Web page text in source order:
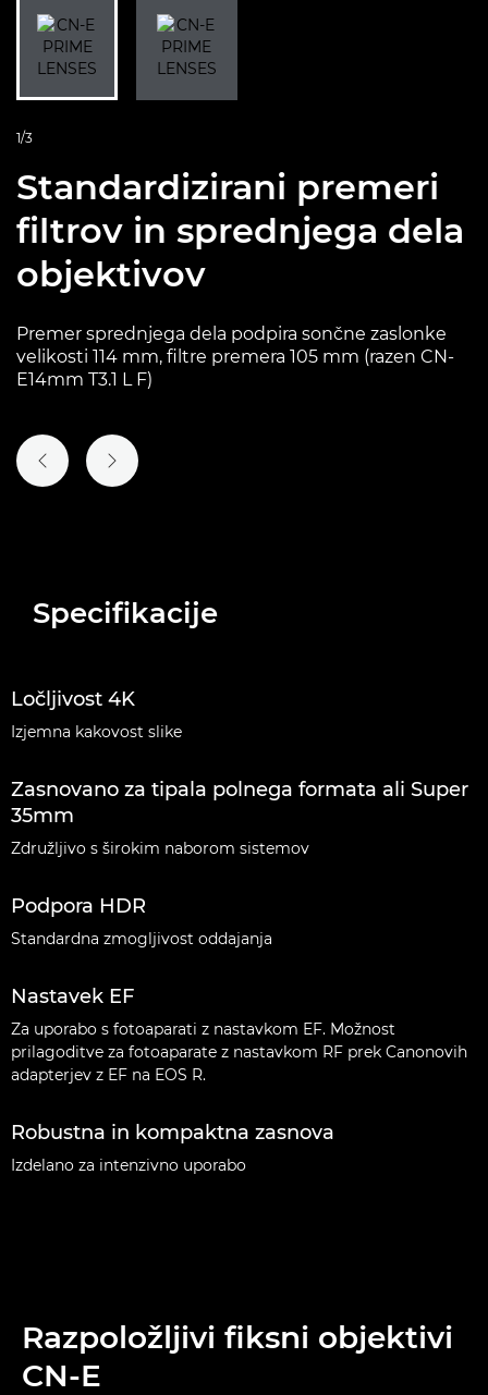
1/3
Standardizirani premeri
filtrov in sprednjega dela
objektivov
Premer sprednjega dela podpira sončne zaslonke
velikosti 114 mm, filtre premera 105 mm (razen CN-
E14mm T3.1 L F)
PREJŠNJI DIAPOZITIV
NASLEDNJI DIAPOZITIV
Specifikacije
Ločljivost 4K
Izjemna kakovost slike
Zasnovano za tipala polnega formata ali Super
35mm
Združljivo s širokim naborom sistemov
Podpora HDR
Standardna zmogljivost oddajanja
Nastavek EF
Za uporabo s fotoaparati z nastavkom EF. Možnost
prilagoditve za fotoaparate z nastavkom RF prek Canonovih
adapterjev z EF na EOS R.
Robustna in kompaktna zasnova
Izdelano za intenzivno uporabo
Razpoložljivi fiksni objektivi
CN-E